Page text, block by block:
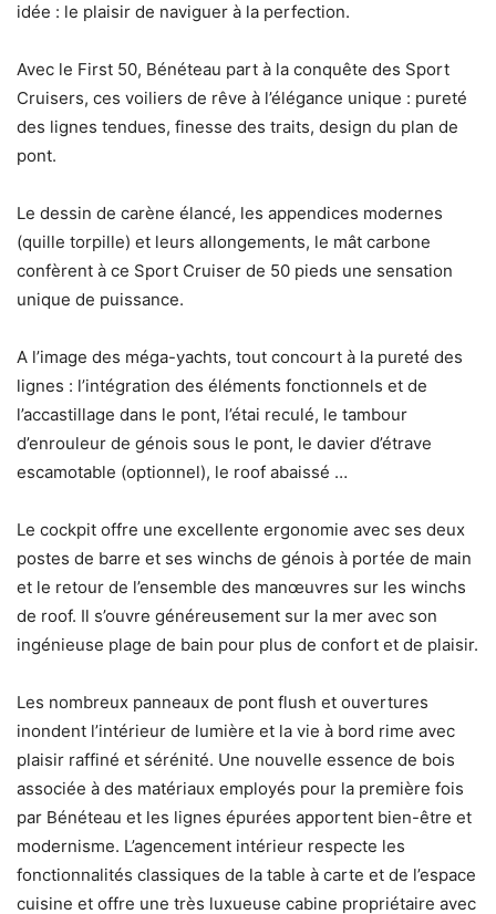
idée : le plaisir de naviguer à la perfection.
Avec le First 50, Bénéteau part à la conquête des Sport
Cruisers, ces voiliers de rêve à l’élégance unique : pureté
des lignes tendues, finesse des traits, design du plan de
pont.
Le dessin de carène élancé, les appendices modernes
(quille torpille) et leurs allongements, le mât carbone
confèrent à ce Sport Cruiser de 50 pieds une sensation
unique de puissance.
A l’image des méga-yachts, tout concourt à la pureté des
lignes : l’intégration des éléments fonctionnels et de
l’accastillage dans le pont, l’étai reculé, le tambour
d’enrouleur de génois sous le pont, le davier d’étrave
escamotable (optionnel), le roof abaissé …
Le cockpit offre une excellente ergonomie avec ses deux
postes de barre et ses winchs de génois à portée de main
et le retour de l’ensemble des manœuvres sur les winchs
de roof. Il s’ouvre généreusement sur la mer avec son
ingénieuse plage de bain pour plus de confort et de plaisir.
Les nombreux panneaux de pont flush et ouvertures
inondent l’intérieur de lumière et la vie à bord rime avec
plaisir raffiné et sérénité. Une nouvelle essence de bois
associée à des matériaux employés pour la première fois
par Bénéteau et les lignes épurées apportent bien-être et
modernisme. L’agencement intérieur respecte les
fonctionnalités classiques de la table à carte et de l’espace
cuisine et offre une très luxueuse cabine propriétaire avec